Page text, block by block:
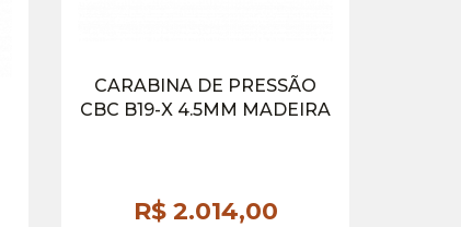
CARABINA DE PRESSÃO
CBC B19-X 4.5MM MADEIRA
R$ 2.014,00